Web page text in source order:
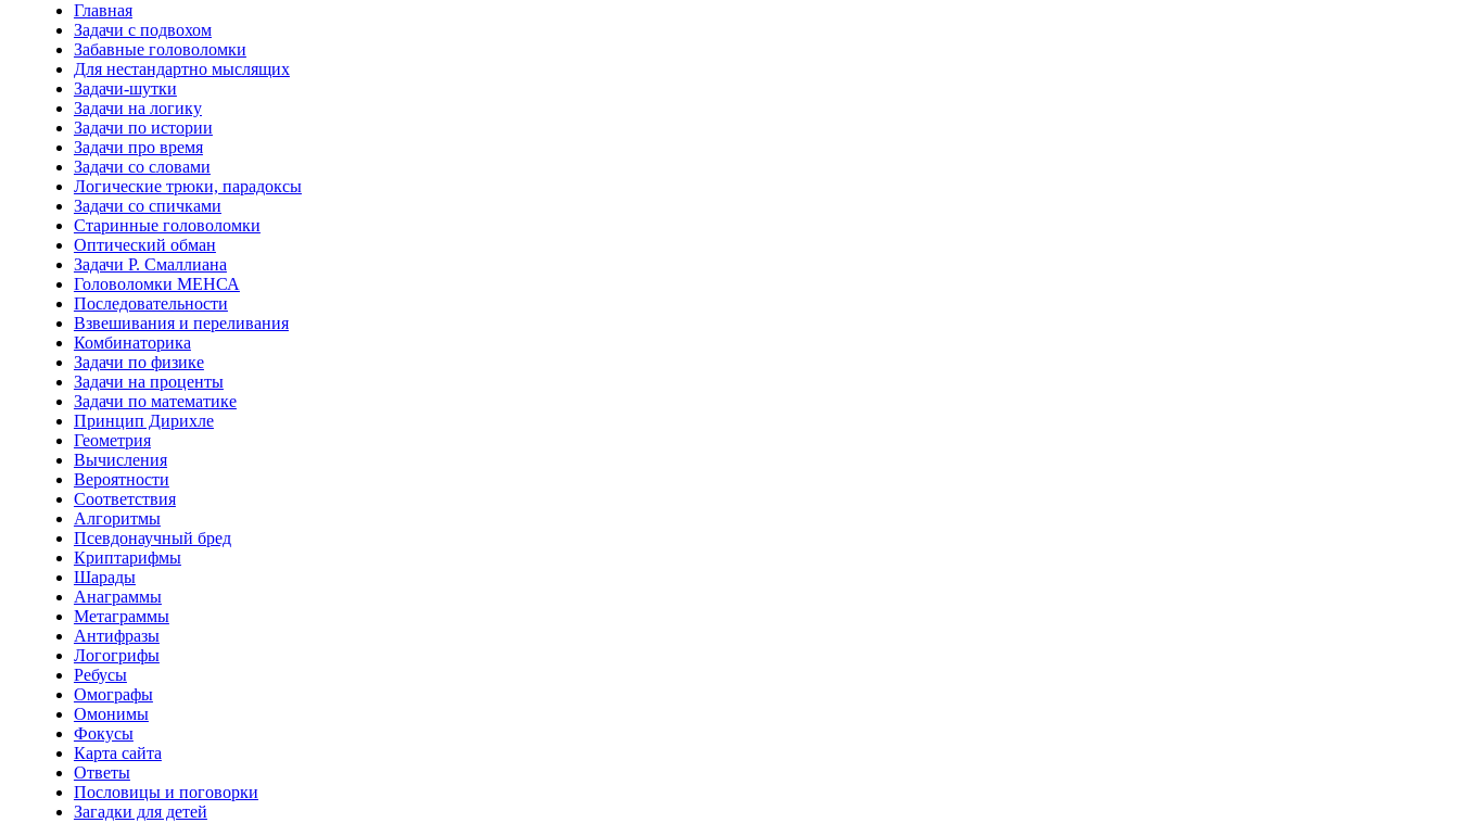
Главная
Задачи с подвохом
Забавные головоломки
Для нестандартно мыслящих
Задачи-шутки
Задачи на логику
Задачи по истории
Задачи про время
Задачи со словами
Логические трюки, парадоксы
Задачи со спичками
Старинные головоломки
Оптический обман
Задачи Р. Смаллиана
Головоломки МЕНСА
Последовательности
Взвешивания и переливания
Комбинаторика
Задачи по физике
Задачи на проценты
Задачи по математике
Принцип Дирихле
Геометрия
Вычисления
Вероятности
Соответствия
Алгоритмы
Псевдонаучный бред
Криптарифмы
Шарады
Анаграммы
Метаграммы
Антифразы
Логогрифы
Ребусы
Омографы
Омонимы
Фокусы
Карта сайта
Ответы
Пословицы и поговорки
Загадки для детей